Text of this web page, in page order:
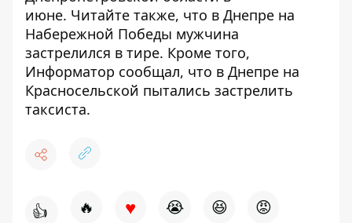
июне. Читайте также, что в Днепре на
Набережной Победы мужчина
застрелился в тире. Кроме того,
Информатор сообщал, что в Днепре на
Красносельской пытались застрелить
таксиста.
👍 🔥 ♥ 😭 😆 😡